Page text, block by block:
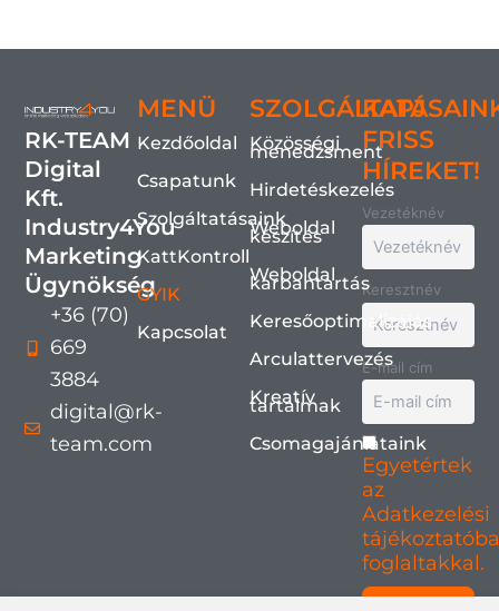
RK-TEAM
Digital
Kft.
Industry4You
Marketing
Ügynökség
+36 (70)
669
3884
digital@rk-
team.com
MENÜ
Kezdőoldal
Csapatunk
Szolgáltatásaink
KattKontroll
GYIK
Kapcsolat
Közösségi
menedzsment
Hirdetéskezelés
Weboldal
készítés
Weboldal
karbantartás
Keresőoptimalizálás
Arculattervezés
Kreatív
tartalmak
Csomagajánlataink
KAPJ
FRISS
HÍREKET!
Vezetéknév
Keresztnév
E-mail cím
Egyetértek
az
Adatkezelési
foglaltakkal.